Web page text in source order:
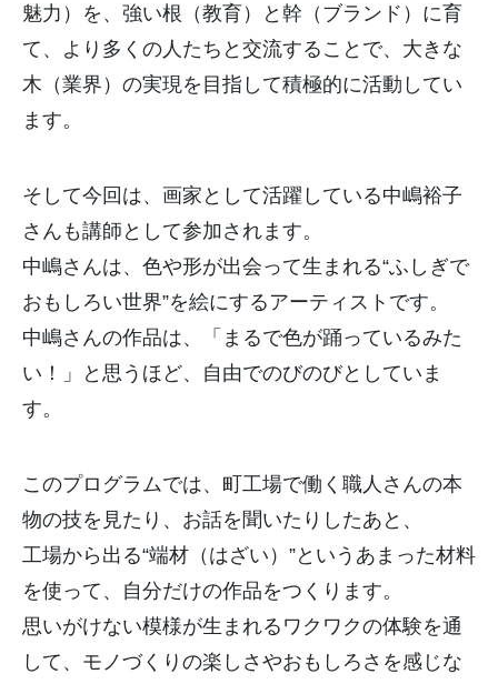
魅力）を、強い根（教育）と幹（ブランド）に育
て、より多くの人たちと交流することで、大きな
木（業界） の実現を目指して積極的に活動してい
ます。
そして今回は、 画家として活躍している中嶋裕子
さんも講師として参加されます。
中嶋さんは、色や形が出会って生まれる“ふしぎで
おもしろい世界”を絵にするアーティストです。
中嶋さんの作品は、「まるで色が踊っているみた
い！」
と思うほど、自由でのびのびとしていま
す。
このプログラムでは、町工場で働く職人さんの本
物の技を見たり、 お話を聞いたりしたあと、
工場から出る“端材（はざい）”というあまった材料
を使って、自分だけの作品をつくります。
思いがけない模様が生まれるワクワクの体験を通
して、 モノづくりの楽しさやおもしろさを感じな